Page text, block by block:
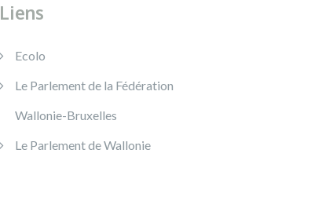
Liens
Ecolo
Le Parlement de la Fédération
Wallonie-Bruxelles
Le Parlement de Wallonie